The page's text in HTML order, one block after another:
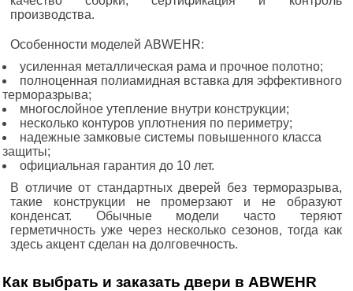
производства.
Особенности моделей ABWEHR:
усиленная металлическая рама и прочное полотно;
полноценная полиамидная вставка для эффективного
терморазрыва;
многослойное утепление внутри конструкции;
несколько контуров уплотнения по периметру;
надежные замковые системы повышенного класса
защиты;
официальная гарантия до 10 лет.
В отличие от стандартных дверей без терморазрыва,
такие конструкции не промерзают и не образуют
конденсат. Обычные модели часто теряют
герметичность уже через несколько сезонов, тогда как
здесь акцент сделан на долговечность.
Как выбрать и заказать двери в ABWEHR